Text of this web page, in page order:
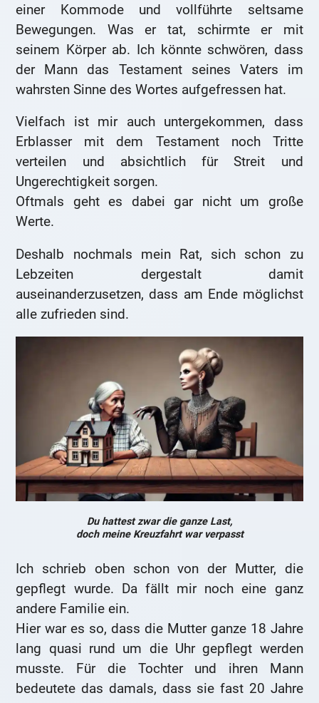
einer Kommode und vollführte seltsame
Bewegungen. Was er tat, schirmte er mit
seinem Körper ab. Ich könnte schwören, dass
der Mann das Testament seines Vaters im
wahrsten Sinne des Wortes aufgefressen hat.
Vielfach ist mir auch untergekommen, dass
Erblasser mit dem Testament noch Tritte
verteilen und absichtlich für Streit und
Ungerechtigkeit sorgen.
Oftmals geht es dabei gar nicht um große
Werte.
Deshalb nochmals mein Rat, sich schon zu
Lebzeiten dergestalt damit
auseinanderzusetzen, dass am Ende möglichst
alle zufrieden sind.
Du hattest zwar die ganze Last,
doch meine Kreuzfahrt war verpasst
Ich schrieb oben schon von der Mutter, die
gepflegt wurde. Da fällt mir noch eine ganz
andere Familie ein.
Hier war es so, dass die Mutter ganze 18 Jahre
lang quasi rund um die Uhr gepflegt werden
musste. Für die Tochter und ihren Mann
bedeutete das damals, dass sie fast 20 Jahre